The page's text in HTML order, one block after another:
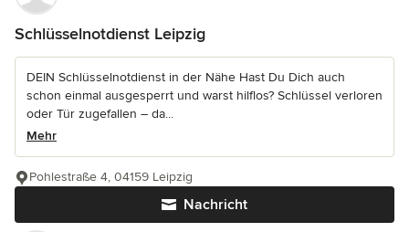
Schlüsselnotdienst Leipzig
DEIN Schlüsselnotdienst in der Nähe Hast Du Dich auch
schon einmal ausgesperrt und warst hilflos? Schlüssel verloren
oder Tür zugefallen – da...
Mehr
Nachricht
Pohlestraße 4, 04159 Leipzig